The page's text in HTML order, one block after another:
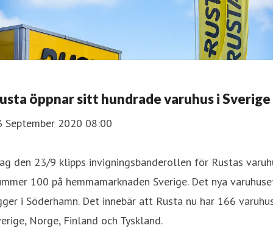
öppnar sitt hundrade varuhus i Sverige
September 2020 08:00
den 23/9 klipps invigningsbanderollen för Rustas
100 på hemmamarknaden Sverige. Det nya
i Söderhamn. Det innebär att Rusta nu har 166
Norge, Finland och Tyskland.